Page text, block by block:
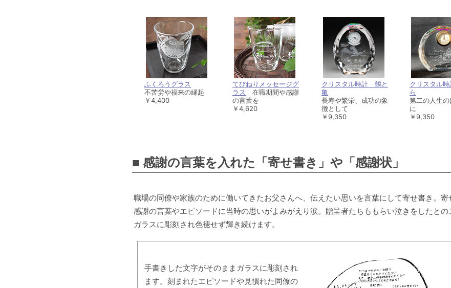
ふくろうグラス
不苦労や福来の縁起
￥4,400
てびねりメッセージグ
ラス
在職期間や感謝
の言葉を
￥4,620
クリスタル時計 鶴と
亀
長寿や繁栄、成功の象
徴として
￥9,350
クリスタル
ら
第二の人生の
に
￥9,350
■ 感謝の言葉を入れた「寄せ書き」や「感謝状」
職場の同僚や家族のために働いてきたお父さんへ、伝えたい思いを言葉にして寄せ書き。寄
感謝の言葉やエピソードに当時の思いがよみがえり涙。贈呈者たちももらい泣きをしたと
ガラスに彫刻され色褪せず輝き続けます。
手書きした文字がそのままガラスに彫刻され
ます。刻まれたエピソードや見慣れた同僚の